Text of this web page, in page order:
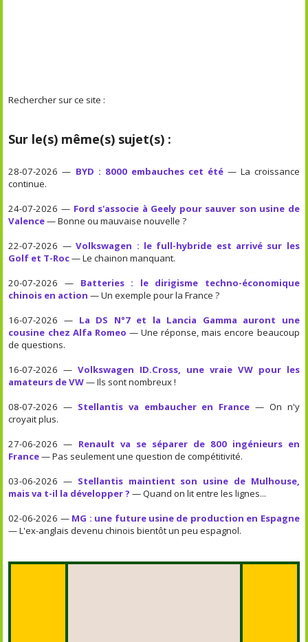
Rechercher sur ce site :
Sur le(s) même(s) sujet(s) :
28-07-2026 — BYD : 8000 embauches cet été— La croissance
continue.
24-07-2026 — Ford s'associe à Geely pour sauver son usine de
Valence— Bonne ou mauvaise nouvelle ?
22-07-2026 —Volkswagen : le full-hybride est arrivé sur les
Golf et T-Roc— Le chainon manquant.
20-07-2026 — Batteries : le dirigisme techno-économique
chinois en action — Un exemple pour la France ?
16-07-2026 — La DS N°7 et la Lancia Gamma auront une
cousine chez Alfa Romeo — Une réponse, mais encore beaucoup
de questions.
16-07-2026 —Volkswagen ID.Cross, une vraie VW pour les
amateurs de VW— Ils sont nombreux !
08-07-2026 — Stellantis va embaucher en France — On n'y
croyait plus.
27-06-2026 — Renault va se séparer de 800 ingénieurs en
France— Pas seulement une question de compétitivité.
03-06-2026 — Stellantis maintient son usine de Mulhouse,
mais va t-il la développer ? — Quand on lit entre les lignes...
02-06-2026 — MG : une future usine de production en Espagne
— L'ex-anglais devenu chinois bientôt un peu espagnol.